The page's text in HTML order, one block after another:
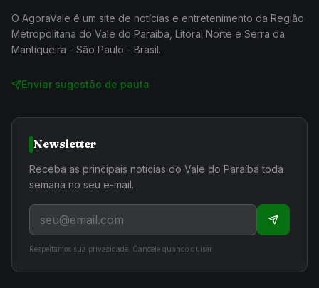
O AgoraVale é um site de notícias e entretenimento da Região
Metropolitana do Vale do Paraíba, Litoral Norte e Serra da
Mantiqueira - São Paulo - Brasil.
Enviar sugestão de pauta
Newsletter
Receba as principais notícias do Vale do Paraíba toda
semana no seu e-mail.
Respeitamos sua privacidade. Cancele quando quiser.